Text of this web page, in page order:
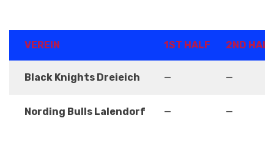
VEREIN 1ST HALF 2ND HALF
Black Knights Dreieich — —
Nording Bulls Lalendorf — —